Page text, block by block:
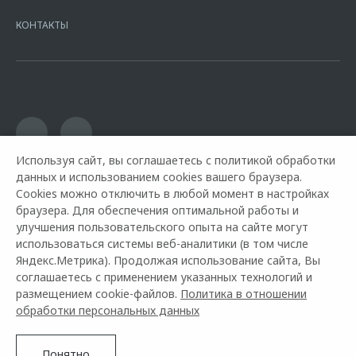
16.01.2015. Предложение ограничено и не является публичной
КОНТАКТЫ
Горячая линия OMODA: +7 (491) 250-93-00
© 2026 Автоимпорт
Используя сайт, вы соглашаетесь с политикой обработки
данных и использованием cookies вашего браузера.
Cookies можно отключить в любой момент в настройках
браузера. Для обеспечения оптимальной работы и
улучшения пользовательского опыта на сайте могут
использоваться системы веб-аналитики (в том числе
Яндекс.Метрика). Продолжая использование сайта, Вы
соглашаетесь с применением указанных технологий и
размещением cookie-файлов. Политика в отношении
обработки персональных данных